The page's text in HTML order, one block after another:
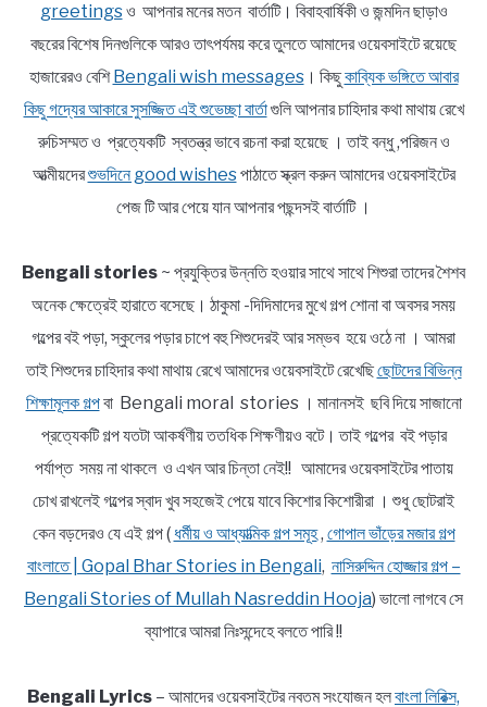
greetingsও আপনার মনের মতন বার্তাটি। বিবাহবার্ষিকী ও জন্মদিন ছাড়াও
বছরের বিশেষ দিনগুলিকে আরও তাৎপর্যময় করে তুলতে আমাদের ওয়েবসাইটে রয়েছে
হাজারেরও বেশিBengali wish messages। কিছুকাব্যিক ভঙ্গিতে আবার
কিছু গদ্যের আকারে সুসজ্জিত এই শুভেচ্ছা বার্তাগুলি আপনার চাহিদার কথা মাথায় রেখে
রুচিসম্মত ও প্রত্যেকটি স্বতন্ত্র ভাবে রচনা করা হয়েছে । তাই বন্ধু ,পরিজন ও
আত্মীয়দেরশুভদিনে good wishesপাঠাতে স্ক্রল করুন আমাদের ওয়েবসাইটের
পেজ টি আর পেয়ে যান আপনার পছন্দসই বার্তাটি ।
Bengali stories ~ প্রযুক্তির উন্নতি হওয়ার সাথে সাথে শিশুরা তাদের শৈশব
অনেক ক্ষেত্রেই হারাতে বসেছে। ঠাকুমা -দিদিমাদের মুখে গল্প শোনা বা অবসর সময়
গল্পের বই পড়া, স্কুলের পড়ার চাপে বহু শিশুদেরই আর সম্ভব হয়ে ওঠে না । আমরা
তাই শিশুদের চাহিদার কথা মাথায় রেখে আমাদের ওয়েবসাইটে রেখেছিছোটদের বিভিন্ন
শিক্ষামূলক গল্পবা Bengali moral stories । মানানসই ছবি দিয়ে সাজানো
প্রত্যেকটি গল্প যতটা আকর্ষণীয় ততধিক শিক্ষণীয়ও বটে। তাই গল্পের বই পড়ার
পর্যাপ্ত সময় না থাকলে ও এখন আর চিন্তা নেই!! আমাদের ওয়েবসাইটের পাতায়
চোখ রাখলেই গল্পের স্বাদ খুব সহজেই পেয়ে যাবে কিশোর কিশোরীরা । শুধু ছোটরাই
কেন বড়দেরও যে এই গল্প ( ধর্মীয় ও আধ্যাত্মিক গল্প সমূহ, গোপাল ভাঁড়ের মজার গল্প
বাংলাতে | Gopal Bhar Stories in Bengali, নাসিরুদ্দিন হোজ্জার গল্প –
Bengali Stories of Mullah Nasreddin Hooja) ভালো লাগবে সে
ব্যাপারে আমরা নিঃসন্দেহে বলতে পারি !!
Bengali Lyrics – আমাদের ওয়েবসাইটের নবতম সংযোজন হলবাংলা লিরিক্স,